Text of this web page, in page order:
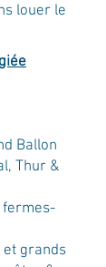
louer le
Ballon
Thur &
fermes-
grands